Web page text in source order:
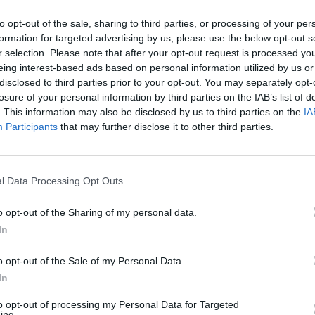
opt-out of the sale, sharing to third parties, or processing of your
for targeted advertising by us, please use the below opt-out
selection. Please note that after your opt-out request is processed
interest-based ads based on personal information utilized by us
to third parties prior to your opt-out. You may separately
of your personal information by third parties on the IAB’s list of
This information may also be disclosed by us to third parties on the
Participants that may further disclose it to other third parties.
Data Processing Opt Outs
opt-out of the Sharing of my personal data.
opt-out of the Sale of my Personal Data.
opt-out of processing my Personal Data for Targeted
NBA čempionai aukso medalis
–
Liūdna vyresnio amžiaus dirbančiųjų
Žinios Lietuvos diena
00:02:08